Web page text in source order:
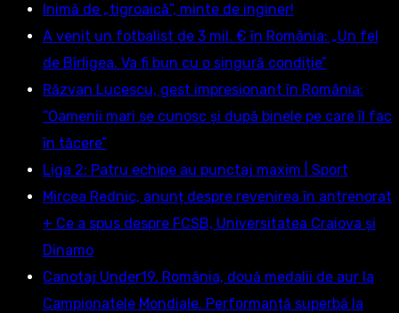
Inimă de „tigroaică”, minte de inginer!
A venit un fotbalist de 3 mil. € în România: „Un fel
de Bîrligea. Va fi bun cu o singură condiție”
Răzvan Lucescu, gest impresionant în România:
”Oamenii mari se cunosc și după binele pe care îl fac
în tăcere”
Liga 2: Patru echipe au punctaj maxim | Sport
Mircea Rednic, anunț despre revenirea în antrenorat
+ Ce a spus despre FCSB, Universitatea Craiova și
Dinamo
Canotaj Under19. România, două medalii de aur la
Campionatele Mondiale. Performanță superbă la